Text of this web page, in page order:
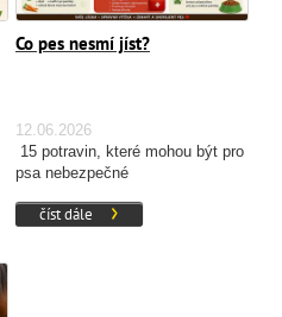
Co pes nesmí jíst?
12.06.2026
15 potravin, které mohou být pro
psa nebezpečné
číst dále